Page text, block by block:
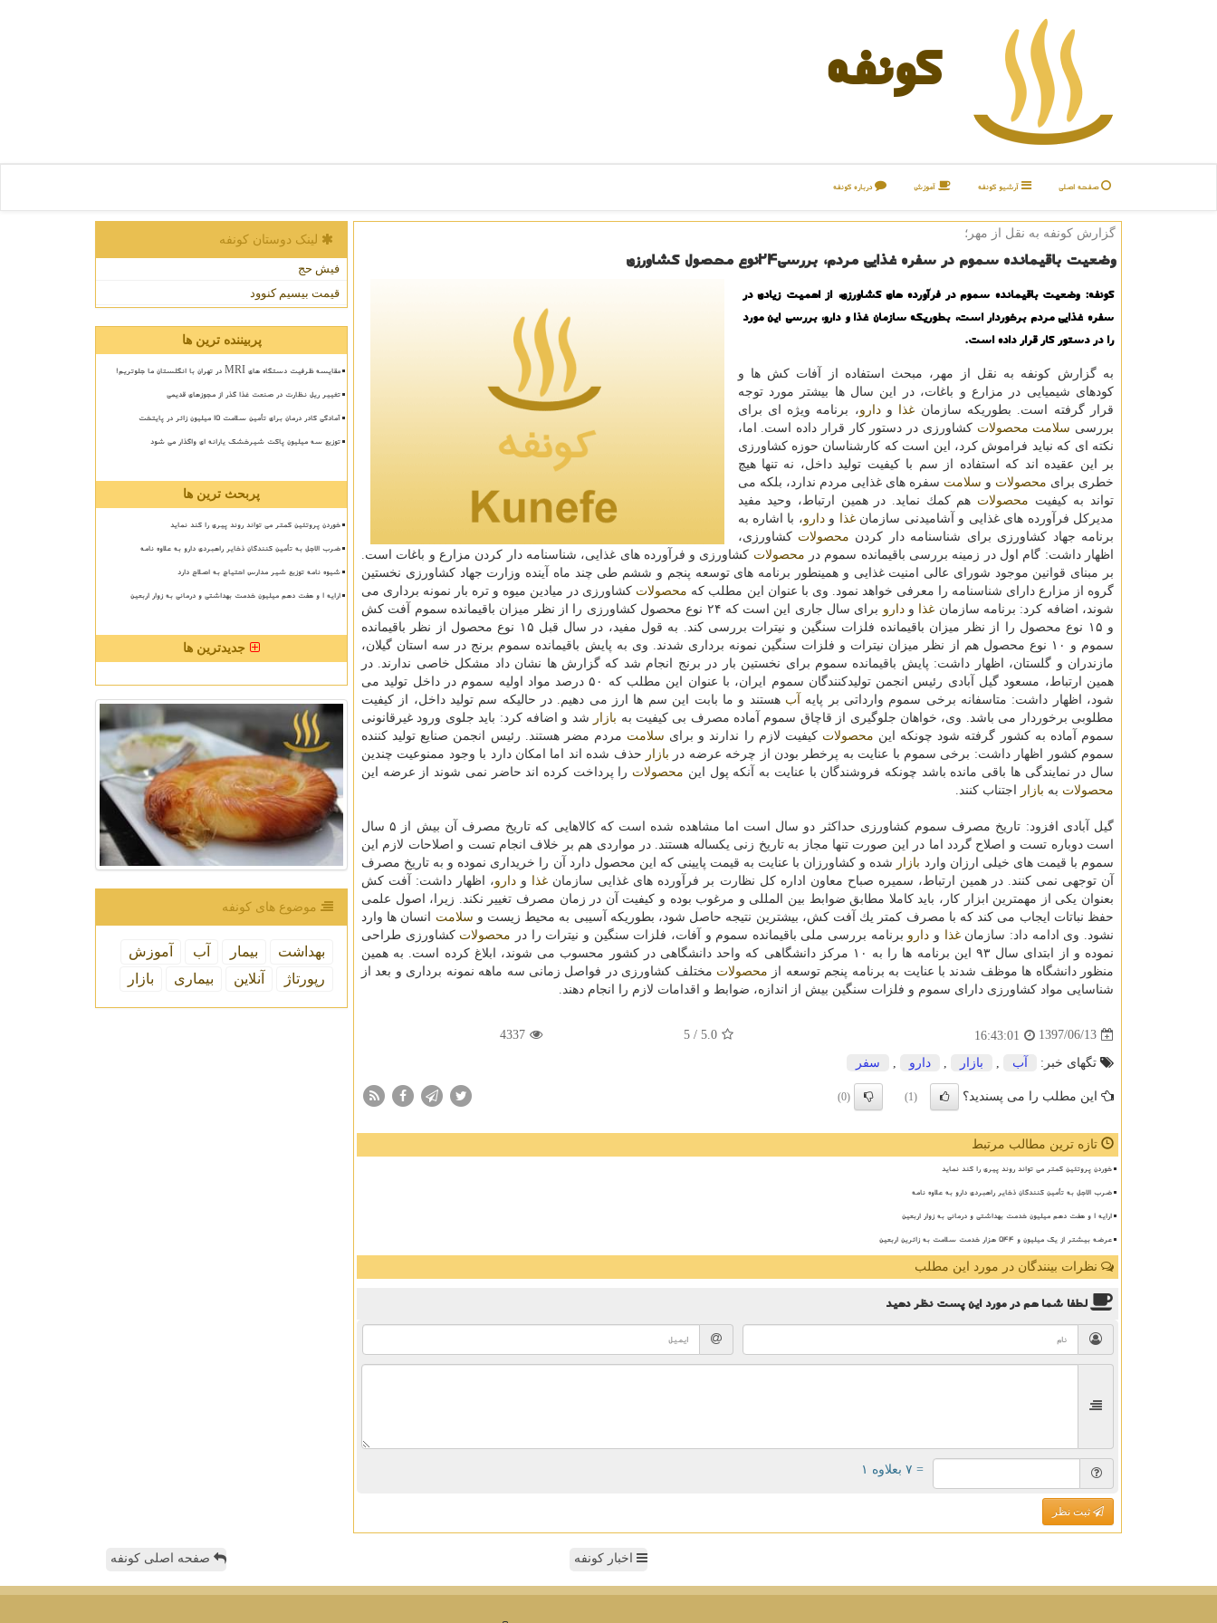
كونفه
صفحه اصلی آرشیو كونفه آموزش درباره كونفه
گزارش كونفه به نقل از مهر؛
وضعیت باقیمانده سموم در سفره غذایی مردم، بررسی۲۴نوع محصول كشاورزی
كونفه: وضعیت باقیمانده سموم در فرآورده های كشاورزی، از اهمیت زیادی در
سفره غذایی مردم برخوردار است، بطوریكه سازمان غذا و دارو، بررسی این مورد
را در دستور كار قرار داده است.
به گزارش كونفه به نقل از مهر، مبحث استفاده از آفات كش ها و
كودهای شیمیایی در مزارع و باغات، در این سال ها بیشتر مورد توجه
قرار گرفته است. بطوریكه سازمان غذا ودارو، برنامه ویژه ای برای
بررسی سلامت محصولات كشاورزی در دستور كار قرار داده است. اما،
نكته ای كه نباید فراموش كرد، این است كه كارشناسان حوزه كشاورزی
بر این عقیده اند كه استفاده از سم با كیفیت تولید داخل، نه تنها هیچ
خطری برای محصولات و سلامت سفره های غذایی مردم ندارد، بلكه می
تواند به كیفیت محصولات هم كمك نماید. در همین ارتباط، وحید مفید
مدیركل فرآورده های غذایی و آشامیدنی سازمانغذا ودارو، با اشاره به
برنامه جهاد كشاورزی برای شناسنامه دار كردن محصولات كشاورزی،
اظهار داشت: گام اول در زمینه بررسی باقیمانده سموم در محصولات كشاورزی و فرآورده های غذایی، شناسنامه دار كردن مزارع و باغات است.
بر مبنای قوانین موجود شورای عالی امنیت غذایی و همینطور برنامه های توسعه پنجم و ششم طی چند ماه آینده وزارت جهاد كشاورزی نخستین
گروه از مزارع دارای شناسنامه را معرفی خواهد نمود. وی با عنوان این مطلب كه محصولات كشاورزی در میادین میوه و تره بار نمونه برداری می
شوند، اضافه كرد: برنامه سازمان غذا ودارو
برای سال جاری این است كه ۲۴ نوع محصول كشاورزی را از نظر میزان باقیمانده سموم آفت كش
و ۱۵ نوع محصول را از نظر میزان باقیمانده فلزات سنگین و نیترات بررسی كند. به قول مفید، در سال قبل ۱۵ نوع محصول از نظر باقیمانده
سموم و ۱۰ نوع محصول هم از نظر میزان نیترات و فلزات سنگین نمونه برداری شدند. وی به پایش باقیمانده سموم برنج در سه استان گیلان،
مازندران و گلستان، اظهار داشت: پایش باقیمانده سموم برای نخستین بار در برنج انجام شد كه گزارش ها نشان داد مشكل خاصی ندارند. در
همین ارتباط، مسعود گیل آبادی رئیس انجمن تولیدكنندگان سموم ایران، با عنوان این مطلب كه ۵۰ درصد مواد اولیه سموم در داخل تولید می
شود، اظهار داشت: متاسفانه برخی سموم وارداتی بر پایه
آب هستند و ما بابت این سم ها ارز می دهیم. در حالیكه سم تولید داخل، از كیفیت
مطلوبی برخوردار می باشد. وی، خواهان جلوگیری از قاچاق سموم آماده مصرف بی كیفیت به بازار شد و اضافه كرد: باید جلوی ورود غیرقانونی
سموم آماده به كشور گرفته شود چونكه این محصولات كیفیت لازم را ندارند و برای سلامت مردم مضر هستند. رئیس انجمن صنایع تولید كننده
سموم كشور اظهار داشت: برخی سموم با عنایت به پرخطر بودن از چرخه عرضه در بازار حذف شده اند اما امكان دارد با وجود ممنوعیت چندین
سال در نمایندگی ها باقی مانده باشد چونكه فروشندگان با عنایت به آنكه پول این محصولات را پرداخت كرده اند حاضر نمی شوند از عرضه این
محصولات به بازار اجتناب كنند.
گیل آبادی افزود: تاریخ مصرف سموم كشاورزی حداكثر دو سال است اما مشاهده شده است كه كالاهایی كه تاریخ مصرف آن بیش از ۵ سال
است دوباره تست و اصلاح گردد اما در این صورت تنها مجاز به تاریخ زنی یكساله هستند. در مواردی هم بر خلاف انجام تست و اصلاحات لازم این
سموم با قیمت های خیلی ارزان وارد بازار شده و كشاورزان با عنایت به قیمت پایینی كه این محصول دارد آن را خریداری نموده و به تاریخ مصرف
آن توجهی نمی كنند. در همین ارتباط، سمیره صباح معاون اداره كل نظارت بر فرآورده های غذایی سازمان غذا و دارو، اظهار داشت: آفت كش
بعنوان یكی از مهمترین ابزار كار، باید كاملا مطابق ضوابط بین المللی و مرغوب بوده و كیفیت آن در زمان مصرف تغییر نكند. زیرا، اصول علمی
حفظ نباتات ایجاب می كند كه با مصرف كمتر یك آفت كش، بیشترین نتیجه حاصل شود، بطوریكه آسیبی به محیط زیست و سلامت انسان ها وارد
نشود. وی ادامه داد: سازمانغذا و دارو برنامه بررسی ملی باقیمانده سموم و آفات، فلزات سنگین و نیترات را در محصولات كشاورزی طراحی
نموده و از ابتدای سال ۹۳ این برنامه ها را به ۱۰ مركز دانشگاهی كه واحد دانشگاهی در كشور محسوب می شوند، ابلاغ كرده است. به همین
منظور دانشگاه ها موظف شدند با عنایت به برنامه پنجم توسعه از محصولات مختلف كشاورزی در فواصل زمانی سه ماهه نمونه برداری و بعد از
شناسایی مواد كشاورزی دارای سموم و فلزات سنگین بیش از اندازه، ضوابط و اقدامات لازم را انجام دهند.
1397/06/13
16:43:01
5.0
/ 5
4337
تگهای خبر: آب بازار دارو سفر
این مطلب را می پسندید؟ (1)
(0)
تازه ترین مطالب مرتبط
خوردن پروتئین کمتر می تواند روند پیری را کند نماید
ضرب الاجل به تأمین کنندگان ذخایر راهبردی دارو به علاوه نامه
ارایه ۱ و هفت دهم میلیون خدمت بهداشتی و درمانی به زوار اربعین
عرضه بیشتر از یک میلیون و ۵۴۴ هزار خدمت سلامت به زائرین اربعین
نظرات بینندگان در مورد این مطلب
لطفا شما همدر مورد این پستنظر دهید
= ۷ بعلاوه ۱
ثبت نظر
لینک دوستان كونفه
فیش حج
قیمت بیسیم کنوود
پربیننده ترین ها
مقایسه ظرفیت دستگاه های MRI در تهران با انگلستان ما جلوتریم!
تغییر ریل نظارت در صنعت غذا گذر از مجوزهای قدیمی
آمادگی کادر درمان برای تأمین سلامت 15 میلیون زائر در پایتخت
توزیع سه میلیون پاکت شیرخشک یارانه ای واگذار می شود
پربحث ترین ها
خوردن پروتئین کمتر می تواند روند پیری را کند نماید
ضرب الاجل به تأمین کنندگان ذخایر راهبردی دارو به علاوه نامه
شیوه نامه توزیع شیر مدارس احتیاج به اصلاح دارد
ارایه ۱ و هفت دهم میلیون خدمت بهداشتی و درمانی به زوار اربعین
جدیدترین ها
موضوع های كونفه
بهداشت بیمار آب
آموزش
رپورتاژ
آنلاین بیماری بازار
اخبار کونفه صفحه اصلی کونفه